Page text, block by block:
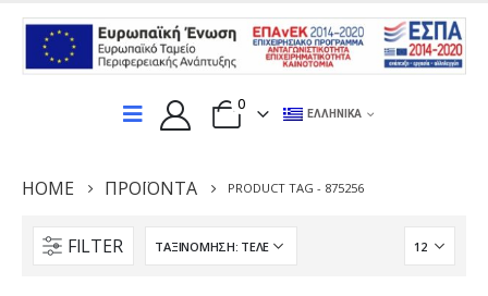
0
ΕΛΛΗΝΙΚΆ
HOME ΠΡΟΪΌΝΤΑ PRODUCT TAG - 875256
FILTER